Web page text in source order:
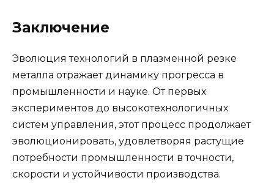
Заключение
Эволюция технологий в плазменной резке
металла отражает динамику прогресса в
промышленности и науке. От первых
экспериментов до высокотехнологичных
систем управления, этот процесс продолжает
эволюционировать, удовлетворяя растущие
потребности промышленности в точности,
скорости и устойчивости производства.